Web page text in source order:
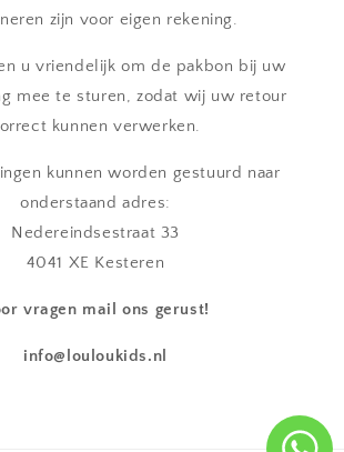
zijn voor eigen rekening.
u vriendelijk om de pakbon bij uw
mee te sturen, zodat wij uw retour
kunnen verwerken.
kunnen worden gestuurd naar
onderstaand adres:
Nedereindsestraat 33
4041 XE Kesteren
vragen mail ons gerust!
info@louloukids.nl